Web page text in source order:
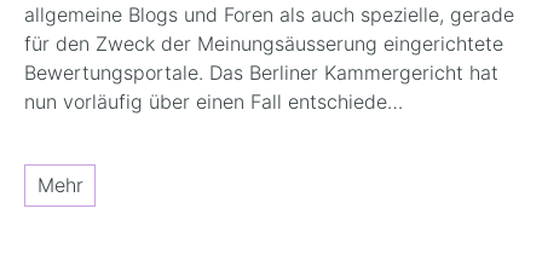
allgemeine Blogs und Foren als auch spezielle, gerade
für den Zweck der Meinungsäusserung eingerichtete
Bewertungsportale. Das Berliner Kammergericht hat
nun vorläufig über einen Fall entschiede…
Mehr